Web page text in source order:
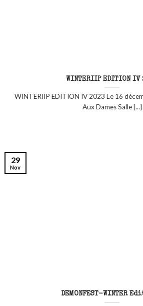
WINTERIIP EDITION IV
WINTERIIP EDITION IV 2023 Le 16
Aux Dames Salle [...]
DEMONFEST-WINTER
29
Nov